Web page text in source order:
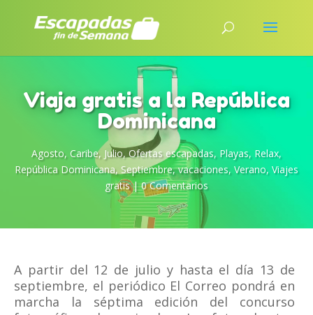
Viaja gratis a la República
Dominicana
Agosto, Caribe, Julio, Ofertas escapadas, Playas, Relax,
República Dominicana, Septiembre,vacaciones, Verano, Viajes
gratis|0 Comentarios
A partir del 12 de julio y hasta el día 13 de
septiembre, el periódico El Correo pondrá en
marcha la séptima edición del concurso